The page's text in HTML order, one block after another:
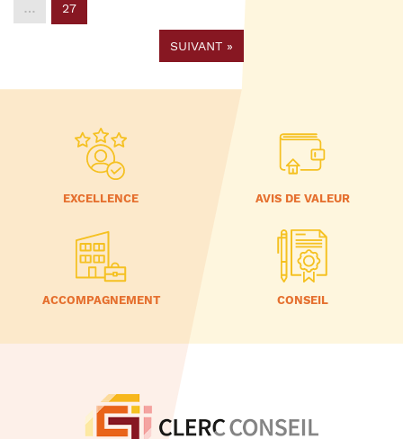
… 27
SUIVANT »
EXCELLENCE AVIS DE VALEUR
ACCOMPAGNEMENT CONSEIL